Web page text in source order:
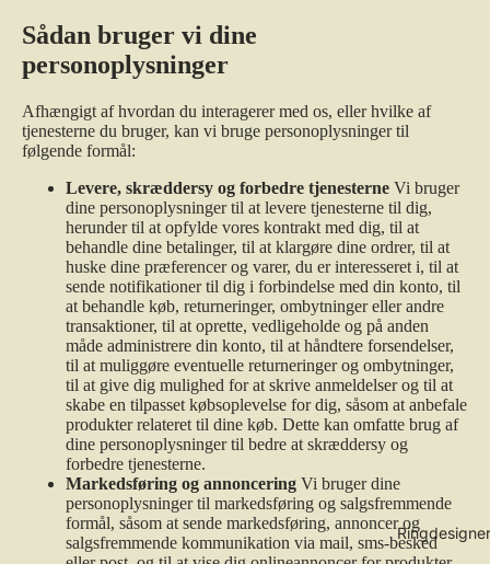
Ringdesigner
Sådan bruger vi dine
personoplysninger
Afhængigt af hvordan du interagerer med os, eller hvilke af
tjenesterne du bruger, kan vi bruge personoplysninger til
følgende formål:
Levere, skræddersy og forbedre tjenesterne Vi bruger
dine personoplysninger til at levere tjenesterne til dig,
herunder til at opfylde vores kontrakt med dig, til at
behandle dine betalinger, til at klargøre dine ordrer, til at
huske dine præferencer og varer, du er interesseret i, til at
sende notifikationer til dig i forbindelse med din konto, til
at behandle køb, returneringer, ombytninger eller andre
transaktioner, til at oprette, vedligeholde og på anden
måde administrere din konto, til at håndtere forsendelser,
til at muliggøre eventuelle returneringer og ombytninger,
til at give dig mulighed for at skrive anmeldelser og til at
skabe en tilpasset købsoplevelse for dig, såsom at anbefale
produkter relateret til dine køb. Dette kan omfatte brug af
dine personoplysninger til bedre at skræddersy og
forbedre tjenesterne.
Markedsføring og annoncering Vi bruger dine
personoplysninger til markedsføring og salgsfremmende
formål, såsom at sende markedsføring, annoncer og
salgsfremmende kommunikation via mail, sms-besked